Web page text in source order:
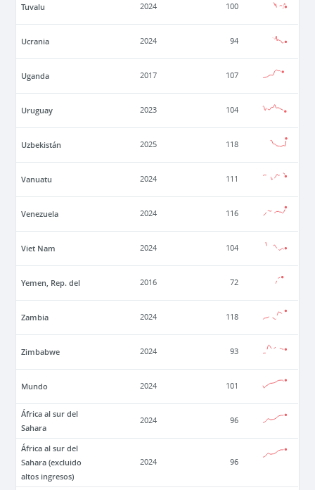
Tuvalu 2024 100
Ucrania 2024 94
Uganda 2017 107
Uruguay 2023 104
Uzbekistán 2025 118
Vanuatu 2024 111
Venezuela 2024 116
Viet Nam 2024 104
Yemen, Rep. del 2016 72
Zambia 2024 118
Zimbabwe 2024 93
Mundo 2024 101
África al sur del
Sahara
2024 96
África al sur del
Sahara (excluido
altos ingresos)
2024 96